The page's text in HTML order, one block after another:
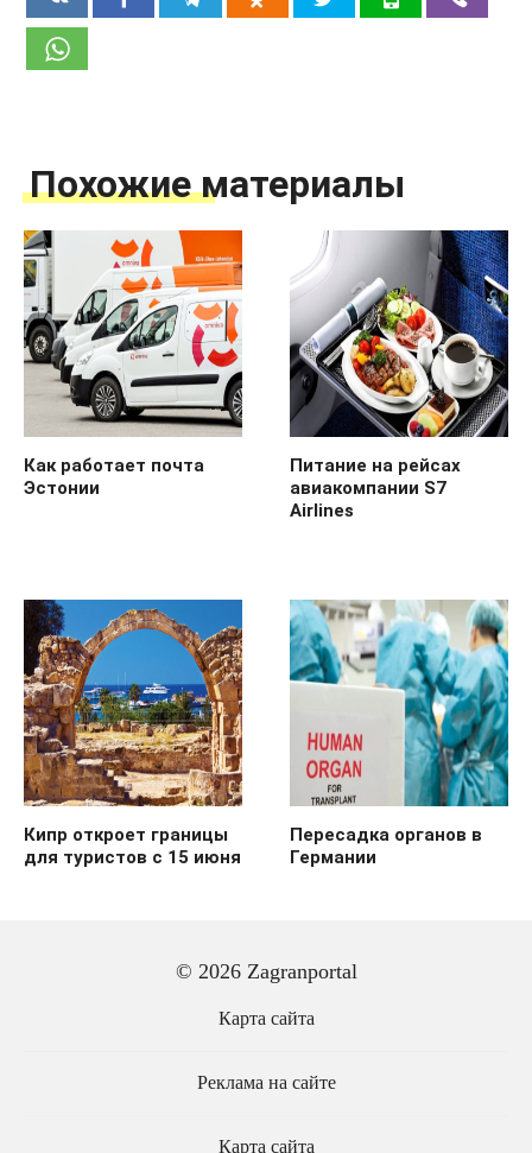
Похожие материалы
Как работает почта
Эстонии
Питание на рейсах
авиакомпании S7
Airlines
Кипр откроет границы
для туристов с 15 июня
Пересадка органов в
Германии
© 2026 Zagranportal
Карта сайта
Реклама на сайте
Карта сайта